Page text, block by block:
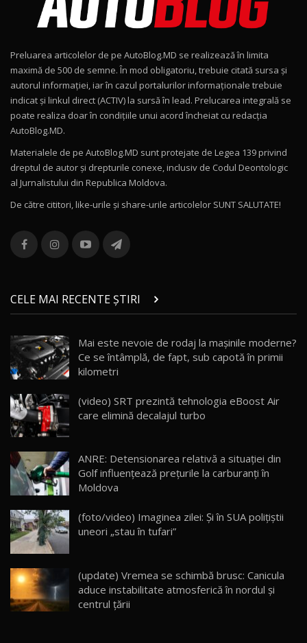
Noul Geely EX2 / Test Drive AutoBlog.MD
15:22
Mercedes-AMG E 53 HYBRID 4MATIC+ / Test
Drive AutoBlog.MD
16:27
11
Noul Volvo ES90 / Test Drive AutoBlog.MD
12
Noul MG HS / Test Drive AutoBlog.MD
16:48
13
combină aventura cu luxul / AutoBlog.MD
36:08
chinez care face lumea să se întoarcă după el
/ AutoBlog.MD
17:27
15 14:37
16
AutoBlogMD
13:10
17 20:06
30:08
AutoBlog.MD
23:36
20
Noul ZEEKR 7X / Test Drive AutoBlog.MD
29:08
Preluarea articolelor de pe AutoBlog.MD se realizează în limita
maximă de 500 de semne. În mod obligatoriu, trebuie citată sursa și
autorul informației, iar în cazul portalurilor informaționale trebuie
indicat și linkul direct (ACTIV) la sursă în lead. Prelucarea integrală se
poate realiza doar în condițiile unui acord încheiat cu redacţia
AutoBlog.MD.
Materialele de pe AutoBlog.MD sunt protejate de Legea 139 privind
dreptul de autor și drepturile conexe, inclusiv de Codul Deontologic
al Jurnalistului din Republica Moldova.
De către cititori, like-urile şi share-urile articolelor SUNT SALUTATE!
CELE MAI RECENTE ȘTIRI
Mai este nevoie de rodaj la mașinile moderne?
Ce se întâmplă, de fapt, sub capotă în primii
kilometri
(video) SRT prezintă tehnologia eBoost Air
care elimină decalajul turbo
ANRE: Detensionarea relativă a situației din
Golf influențează prețurile la carburanți în
Moldova
(foto/video) Imaginea zilei: Și în SUA polițiștii
uneori „stau în tufari”
(update) Vremea se schimbă brusc: Canicula
aduce instabilitate atmosferică în nordul și
centrul țării